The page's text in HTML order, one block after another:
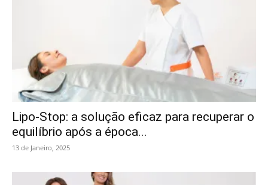
Lipo-Stop: a solução eficaz para recuperar o
equilíbrio após a época...
13 de Janeiro, 2025